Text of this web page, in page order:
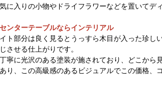
に入りの小物やドライフラワーなどを置いてデ
ンターテーブルならインテリアル
ト部分は良く見るとうっすら木目が入った珍し
させる仕上がりです。
寧に光沢のある塗装が施されており、どこから
り、この高級感のあるビジュアルでこの価格、